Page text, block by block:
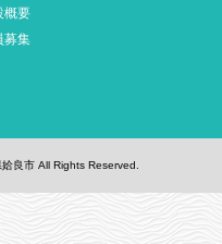
概要
募集
良市All Rights Reserved.